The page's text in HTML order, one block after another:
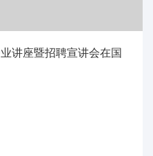
讲座暨招聘宣讲会在国